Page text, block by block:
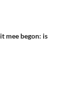
mee begon: is